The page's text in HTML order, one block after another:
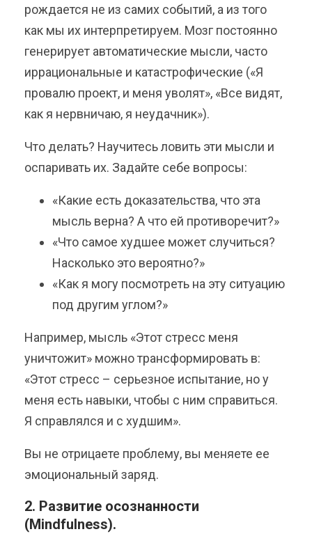
рождается не из самих событий, а из того
как мы их интерпретируем. Мозг постоянно
генерирует автоматические мысли, часто
иррациональные и катастрофические («Я
провалю проект, и меня уволят», «Все видят,
как я нервничаю, я неудачник»).
Что делать? Научитесь ловить эти мысли и
оспаривать их. Задайте себе вопросы:
«Какие есть доказательства, что эта
мысль верна? А что ей противоречит?»
«Что самое худшее может случиться?
Насколько это вероятно?»
«Как я могу посмотреть на эту ситуацию
под другим углом?»
Например, мысль «Этот стресс меня
уничтожит» можно трансформировать в:
«Этот стресс – серьезное испытание, но у
меня есть навыки, чтобы с ним справиться.
Я справлялся и с худшим».
Вы не отрицаете проблему, вы меняете ее
эмоциональный заряд.
2. Развитие осознанности
(Mindfulness).